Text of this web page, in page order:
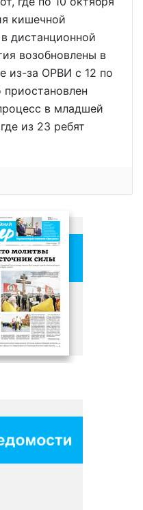
кишечной
дистанционной
возобновлены в
из-за ОРВИ с 12 по
приостановлен
в младшей
из 23 ребят